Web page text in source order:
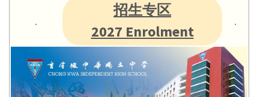
招生专区
2027 Enrolment